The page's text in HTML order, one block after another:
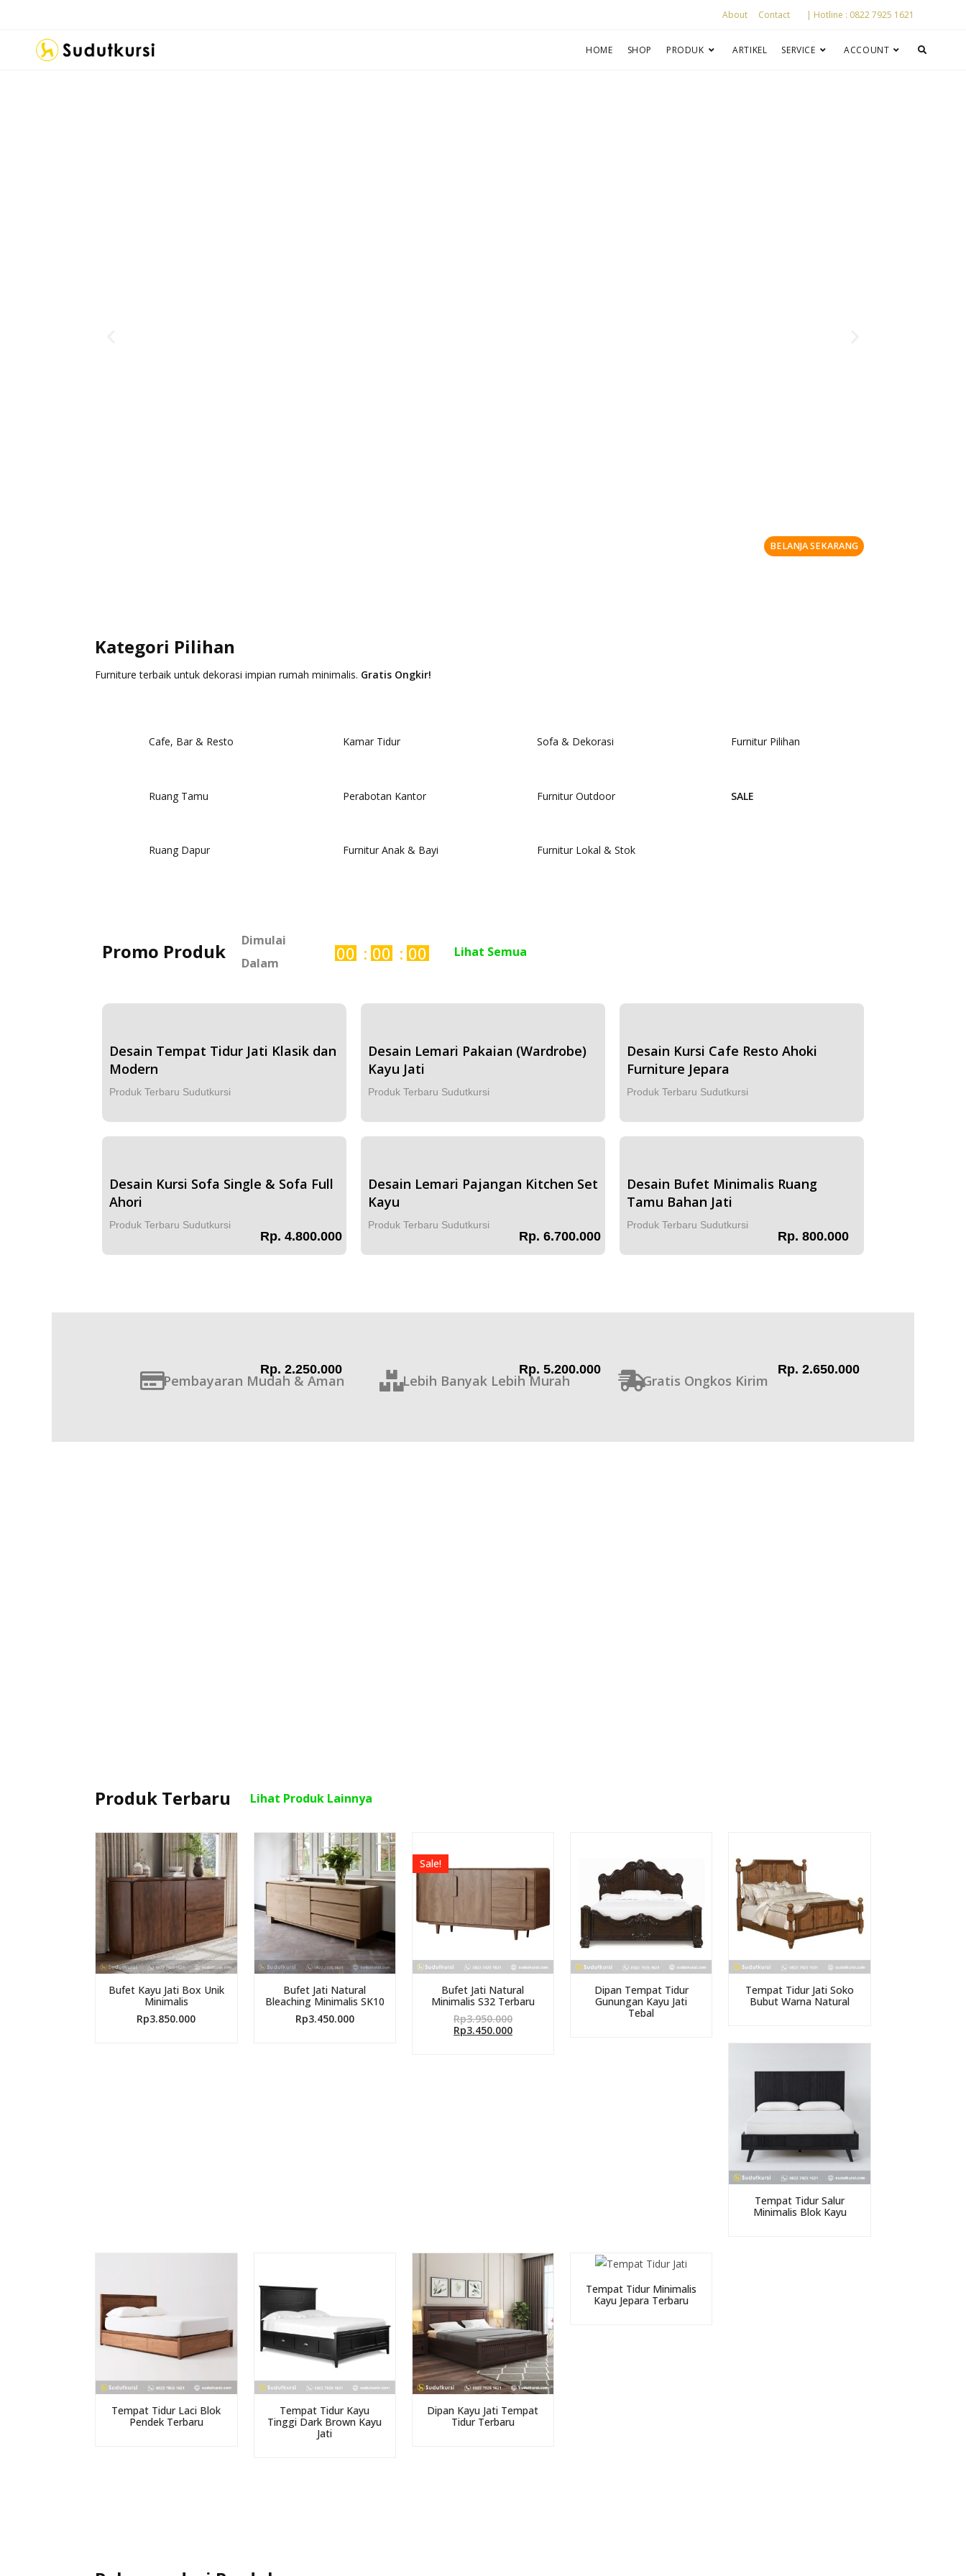
About Contact | Hotline : 0822 7925 1621
HOME SHOP PRODUK ARTIKEL SERVICE ACCOUNT
BELANJA SEKARANG
Kategori Pilihan
Furniture terbaik untuk dekorasi impian rumah minimalis. Gratis Ongkir!
Cafe, Bar & Resto
Ruang Tamu
Ruang Dapur
Kamar Tidur
Perabotan Kantor
Furnitur Anak & Bayi
Sofa & Dekorasi
Furnitur Outdoor
Furnitur Lokal & Stok
Furnitur Pilihan
SALE
Promo Produk
Dimulai
Dalam
00 00 00 Lihat Semua
Desain Tempat Tidur Jati Klasik dan
Modern
Produk Terbaru Sudutkursi
Rp. 4.800.000
Desain Lemari Pakaian (Wardrobe)
Kayu Jati
Produk Terbaru Sudutkursi
Rp. 6.700.000
Desain Kursi Cafe Resto Ahoki
Furniture Jepara
Produk Terbaru Sudutkursi
Rp. 800.000
Desain Kursi Sofa Single & Sofa Full
Ahori
Produk Terbaru Sudutkursi
Rp. 2.250.000
Desain Lemari Pajangan Kitchen Set
Kayu
Produk Terbaru Sudutkursi
Rp. 5.200.000
Desain Bufet Minimalis Ruang
Tamu Bahan Jati
Produk Terbaru Sudutkursi
Rp. 2.650.000
Pembayaran Mudah & Aman Lebih Banyak Lebih Murah Gratis Ongkos Kirim
Produk Terbaru Lihat Produk Lainnya
Bufet Kayu Jati Box Unik
Minimalis
Rp3.850.000
Bufet Jati Natural
Bleaching Minimalis SK10
Rp3.450.000
Sale!
Bufet Jati Natural
Minimalis S32 Terbaru
Rp3.950.000
Rp3.450.000
Dipan Tempat Tidur
Gunungan Kayu Jati
Tebal
Tempat Tidur Jati Soko
Bubut Warna Natural
Tempat Tidur Salur
Minimalis Blok Kayu
Tempat Tidur Laci Blok
Pendek Terbaru
Tempat Tidur Kayu
Tinggi Dark Brown Kayu
Jati
Dipan Kayu Jati Tempat
Tidur Terbaru
Tempat Tidur Minimalis
Kayu Jepara Terbaru